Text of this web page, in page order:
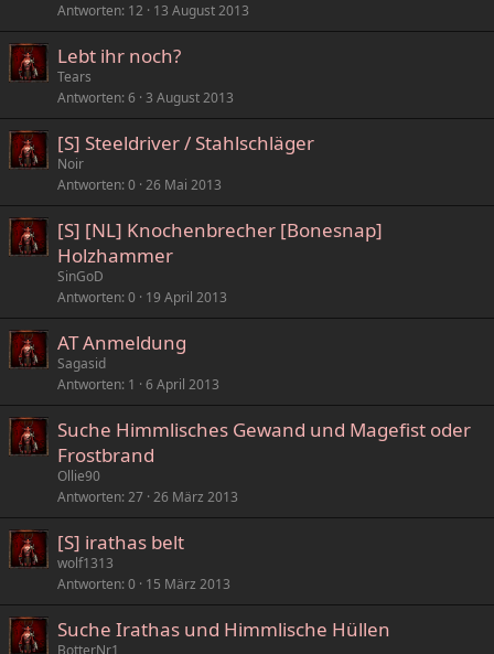
Antworten 12 13 August 2013
Lebt ihr noch?
Tears
Antworten 6 3 August 2013
[S] Steeldriver / Stahlschläger
Noir
Antworten 0 26 Mai 2013
[S] [NL] Knochenbrecher [Bonesnap]
Holzhammer
SinGoD
Antworten 0 19 April 2013
AT Anmeldung
Sagasid
Antworten 1 6 April 2013
Suche Himmlisches Gewand und Magefist oder
Frostbrand
Ollie90
Antworten 27 26 März 2013
[S] irathas belt
wolf1313
Antworten 0 15 März 2013
Suche Irathas und Himmlische Hüllen
BotterNr1